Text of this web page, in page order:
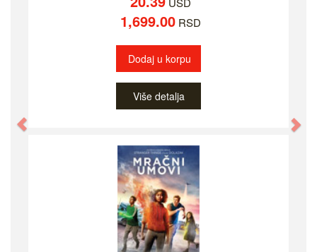
1,699.00RSD
Dodaj u korpu
Više detalja